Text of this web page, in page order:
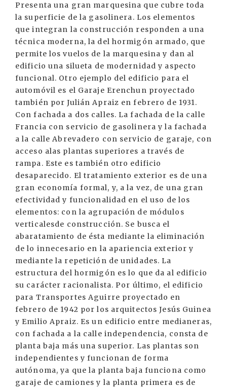
Presenta una gran marquesina que cubre toda
la superficie de la gasolinera. Los elementos
que integran la construcción responden a una
técnica moderna, la del hormigón armado, que
permite los vuelos de la marquesina y dan al
edificio una silueta de modernidad y aspecto
funcional. Otro ejemplo del edificio para el
automóvil es el Garaje Erenchun proyectado
también por Julián Apraiz en febrero de 1931.
Con fachada a dos calles. La fachada de la calle
Francia con servicio de gasolinera y la fachada
a la calle Abrevadero con servicio de garaje, con
acceso alas plantas superiores a través de
rampa. Este es también otro edificio
desaparecido. El tratamiento exterior es de una
gran economía formal, y, a la vez, de una gran
efectividad y funcionalidad en el uso de los
elementos: con la agrupación de módulos
verticalesde construcción. Se busca el
abaratamiento de ésta mediante la eliminación
de lo innecesario en la apariencia exterior y
mediante la repetición de unidades. La
estructura del hormigón es lo que da al edificio
su carácter racionalista. Por último, el edificio
para Transportes Aguirre proyectado en
febrero de 1942 por los arquitectos Jesús Guinea
y Emilio Apraiz. Es un edificio entre medianeras,
con fachada a la calle independencia, consta de
planta baja más una superior. Las plantas son
independientes y funcionan de forma
autónoma, ya que la planta baja funciona como
garaje de camiones y la planta primera es de